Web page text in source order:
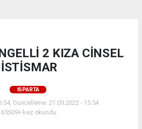
2 KIZA CİNSEL
İSTİSMAR
ISPARTA
Güncelleme: 21.09.2022 - 15:54
65509+ kez okundu.